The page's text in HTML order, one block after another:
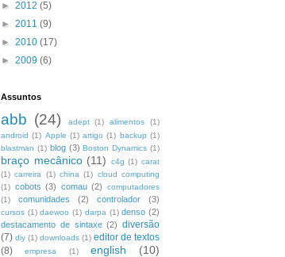
► 2012 (5)
► 2011 (9)
► 2010 (17)
► 2009 (6)
Assuntos
abb (24) adept (1) alimentos
(1)
android (1) Apple (1) artigo (1) backup (1)
blastman (1) blog (3) Boston Dynamics (1)
braço mecânico (11) c4g (1) carat
(1) carreira (1) china (1) cloud computing
(1) cobots (3) comau (2)
computadores
(1)
comunidades (2) controlador (3)
cursos (1) daewoo (1) darpa (1) denso (2)
destacamento de sintaxe (2) diversão
(7) diy (1) downloads (1) editor de textos
(8)
empresa (1) english (10)